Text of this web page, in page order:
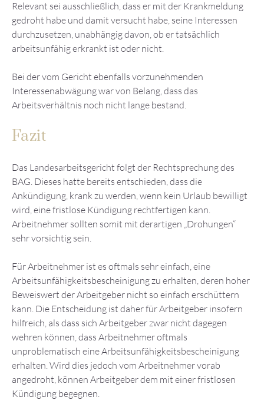
Relevant sei ausschließlich, dass er mit der Krankmeldung
gedroht habe und damit versucht habe, seine Interessen
durchzusetzen, unabhängig davon, ob er tatsächlich
arbeitsunfähig erkrankt ist oder nicht.
Bei der vom Gericht ebenfalls vorzunehmenden
Interessenabwägung war von Belang, dass das
Arbeitsverhältnis noch nicht lange bestand.
Fazit
Das Landesarbeitsgericht folgt der Rechtsprechung des
BAG. Dieses hatte bereits entschieden, dass die
Ankündigung, krank zu werden, wenn kein Urlaub bewilligt
wird, eine fristlose Kündigung rechtfertigen kann.
Arbeitnehmer sollten somit mit derartigen „Drohungen“
sehr vorsichtig sein.
Für Arbeitnehmer ist es oftmals sehr einfach, eine
Arbeitsunfähigkeitsbescheinigung zu erhalten, deren hoher
Beweiswert der Arbeitgeber nicht so einfach erschüttern
kann. Die Entscheidung ist daher für Arbeitgeber insofern
hilfreich, als dass sich Arbeitgeber zwar nicht dagegen
wehren können, dass Arbeitnehmer oftmals
unproblematisch eine Arbeitsunfähigkeitsbescheinigung
erhalten. Wird dies jedoch vom Arbeitnehmer vorab
angedroht, können Arbeitgeber dem mit einer fristlosen
Kündigung begegnen.